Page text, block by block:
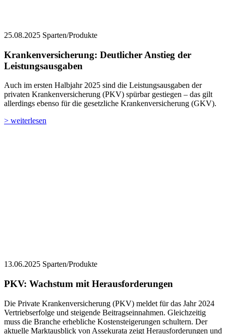
25.08.2025 Sparten/Produkte
Krankenversicherung: Deutlicher Anstieg der
Leistungsausgaben
Auch im ersten Halbjahr 2025 sind die Leistungsausgaben der
privaten Krankenversicherung (PKV) spürbar gestiegen – das gilt
allerdings ebenso für die gesetzliche Krankenversicherung (GKV).
> weiterlesen
13.06.2025 Sparten/Produkte
PKV: Wachstum mit Herausforderungen
Die Private Krankenversicherung (PKV) meldet für das Jahr 2024
Vertriebserfolge und steigende Beitragseinnahmen. Gleichzeitig
muss die Branche erhebliche Kostensteigerungen schultern. Der
aktuelle Marktausblick von Assekurata zeigt Herausforderungen und